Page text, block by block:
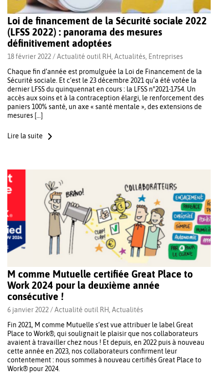
Loi de financement de la Sécurité sociale 2022
(LFSS 2022) : panorama des mesures
définitivement adoptées
18 février 2022 /Actualité outil RH, Actualités, Entreprises
Chaque fin d’année est promulguée la Loi de Financement de la
Sécurité sociale. Et c’est le 23 décembre 2021 qu’a été votée la
dernier LFSS du quinquennat en cours : la LFSS n°2021-1754. Un
accès aux soins et à la contraception élargi, le renforcement des
paniers 100% santé, un axe « santé mentale », des extensions de
mesures […]
Lire la suite
M comme Mutuelle certifiée Great Place to
Work 2024 pour la deuxième année
consécutive !
6 janvier 2022 /Actualité outil RH, Actualités
Fin 2021, M comme Mutuelle s’est vue attribuer le label Great
Place to Work®, qui soulignait le plaisir que nos collaborateurs
avaient à travailler chez nous ! Et depuis, en 2022 puis à nouveau
cette année en 2023, nos collaborateurs confirment leur
contentement : nous sommes à nouveau certifiés Great Place to
Work® pour 2024.